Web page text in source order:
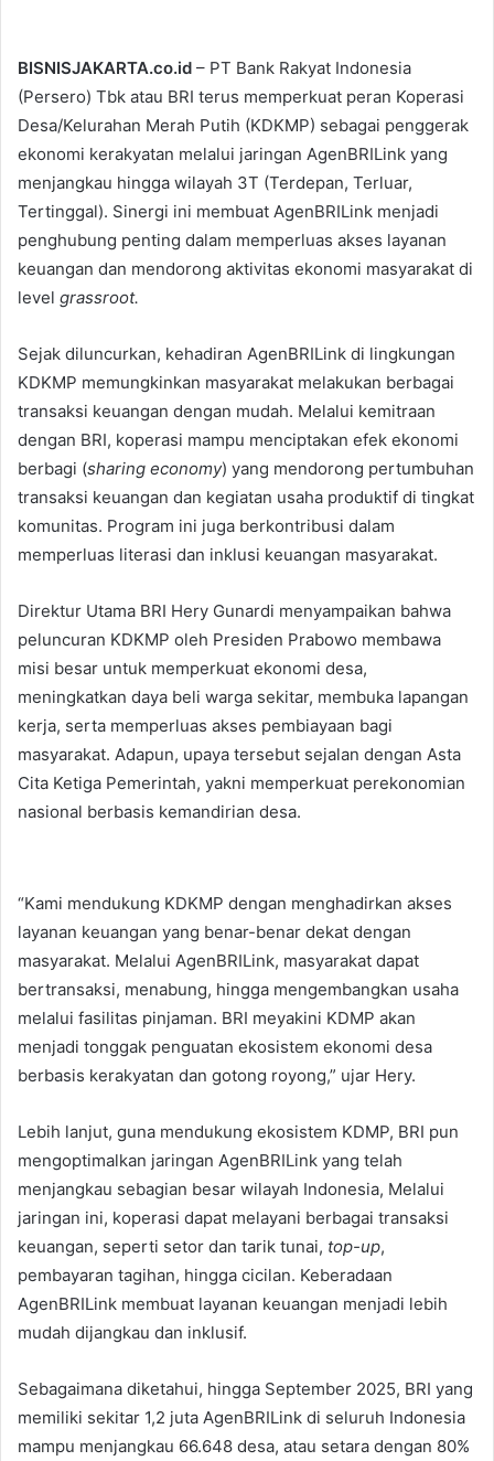
BISNISJAKARTA.co.id – PT Bank Rakyat Indonesia
(Persero) Tbk atau BRI terus memperkuat peran Koperasi
Desa/Kelurahan Merah Putih (KDKMP) sebagai penggerak
ekonomi kerakyatan melalui jaringan AgenBRILink yang
menjangkau hingga wilayah 3T (Terdepan, Terluar,
Tertinggal). Sinergi ini membuat AgenBRILink menjadi
penghubung penting dalam memperluas akses layanan
keuangan dan mendorong aktivitas ekonomi masyarakat di
level grassroot.
Sejak diluncurkan, kehadiran AgenBRILink di lingkungan
KDKMP memungkinkan masyarakat melakukan berbagai
transaksi keuangan dengan mudah. Melalui kemitraan
dengan BRI, koperasi mampu menciptakan efek ekonomi
berbagi (sharing economy) yang mendorong pertumbuhan
transaksi keuangan dan kegiatan usaha produktif di tingkat
komunitas. Program ini juga berkontribusi dalam
memperluas literasi dan inklusi keuangan masyarakat.
Direktur Utama BRI Hery Gunardi menyampaikan bahwa
peluncuran KDKMP oleh Presiden Prabowo membawa
misi besar untuk memperkuat ekonomi desa,
meningkatkan daya beli warga sekitar, membuka lapangan
kerja, serta memperluas akses pembiayaan bagi
masyarakat. Adapun, upaya tersebut sejalan dengan Asta
Cita Ketiga Pemerintah, yakni memperkuat perekonomian
nasional berbasis kemandirian desa.
“Kami mendukung KDKMP dengan menghadirkan akses
layanan keuangan yang benar-benar dekat dengan
masyarakat. Melalui AgenBRILink, masyarakat dapat
bertransaksi, menabung, hingga mengembangkan usaha
melalui fasilitas pinjaman. BRI meyakini KDMP akan
menjadi tonggak penguatan ekosistem ekonomi desa
berbasis kerakyatan dan gotong royong,” ujar Hery.
Lebih lanjut, guna mendukung ekosistem KDMP, BRI pun
mengoptimalkan jaringan AgenBRILink yang telah
menjangkau sebagian besar wilayah Indonesia, Melalui
jaringan ini, koperasi dapat melayani berbagai transaksi
keuangan, seperti setor dan tarik tunai, top-up,
pembayaran tagihan, hingga cicilan. Keberadaan
AgenBRILink membuat layanan keuangan menjadi lebih
mudah dijangkau dan inklusif.
Sebagaimana diketahui, hingga September 2025, BRI yang
memiliki sekitar 1,2 juta AgenBRILink di seluruh Indonesia
mampu menjangkau 66.648 desa, atau setara dengan 80%